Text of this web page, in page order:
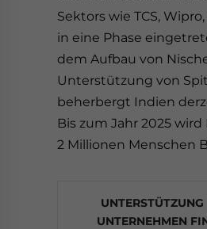
Sektors wie TCS,
in eine Phase
dem Aufbau von
Unterstützung von
beherbergt Indien
Bis zum Jahr 2025
2 Millionen Menschen
UNTERSTÜTZUNG
UNTERNEHMEN